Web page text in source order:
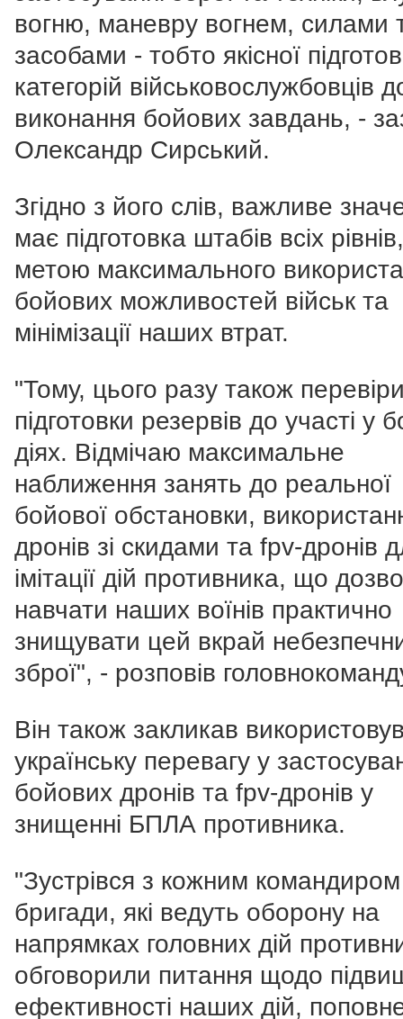
вогню, маневру вогнем, силами
засобами - тобто якісної
категорій військовослужбовців
виконання бойових завдань, -
Олександр Сирський.
Згідно з його слів, важливе
має підготовка штабів всіх
метою максимального
бойових можливостей військ та
мінімізації наших втрат.
"Тому, цього разу також
підготовки резервів до участі у
діях. Відмічаю максимальне
наближення занять до реальної
бойової обстановки,
дронів зі скидами та fpv-дронів
імітації дій противника, що
навчати наших воїнів практично
знищувати цей вкрай
зброї", - розповів
Він також закликав
українську перевагу у
бойових дронів та fpv-дронів у
знищенні БПЛА противника.
"Зустрівся з кожним командиром
бригади, які ведуть оборону на
напрямках головних дій
обговорили питання щодо
ефективності наших дій,